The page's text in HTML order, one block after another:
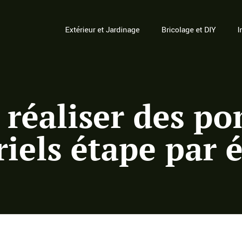
Extérieur et Jardinage Bricolage et DIY
des
étape par